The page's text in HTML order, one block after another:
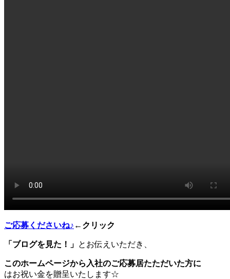
ご応募くださいね♪ ←クリック
「ブログを見た！」 とお伝えいただき、
このホームページから 入社のご応募居たただいた方に
はお祝い金を贈呈いたします☆